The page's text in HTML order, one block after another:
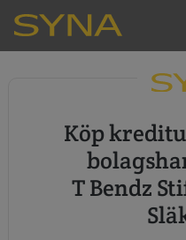
Köp kreditupplysning och
T Bendz